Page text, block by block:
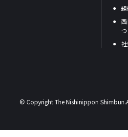
© Copyright The Nishinippon